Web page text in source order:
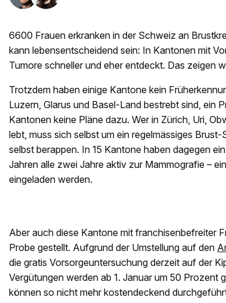
6600 Frauen erkranken in der Schweiz an
kann lebensentscheidend sein: In Kantonen mit
Tumore schneller und eher entdeckt. Das zeigen
Trotzdem haben einige Kantone kein
Luzern, Glarus und Basel-Land bestrebt sind, ein
Kantonen keine Pläne dazu. Wer in Zürich, Uri,
lebt, muss sich selbst um ein regelmässiges
selbst berappen. In 15 Kantone haben dagegen
Jahren alle zwei Jahre aktiv zur Mammografie –
eingeladen werden.
Aber auch diese Kantone mit franchisenbefreiter
Probe gestellt. Aufgrund der Umstellung auf den
die gratis Vorsorgeuntersuchung derzeit auf der
Vergütungen werden ab 1. Januar um 50 Prozent
können so nicht mehr kostendeckend